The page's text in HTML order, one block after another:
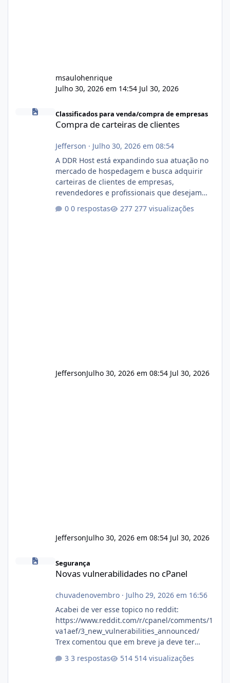
msaulohenrique
Julho 30, 2026 em 14:54 Jul 30, 2026
Classificados para venda/compra de empresas
Compra de carteiras de clientes
Jefferson · Julho 30, 2026 em 08:54
A DDR Host está expandindo sua atuação no
mercado de hospedagem e busca adquirir
carteiras de clientes de empresas,
revendedores e profissionais que desejam
operação. Se você possui clientes ativos de
0 respostas 277 visualizações
JeffersonJulho 30, 2026 em 08:54 Jul 30, 2026
JeffersonJulho 30, 2026 em 08:54 Jul 30, 2026
Novas vulnerabilidades no cPanel
Segurança
Novas vulnerabilidades no cPanel
chuvadenovembro· Julho 29, 2026 em 16:56
Acabei de ver esse topico no reddit:
https://www.reddit.com/r/cpanel/comments/1
va1aef/3_new_vulnerabilities_announced/
Trex comentou que em breve ja deve ter
3 respostas 514 visualizações